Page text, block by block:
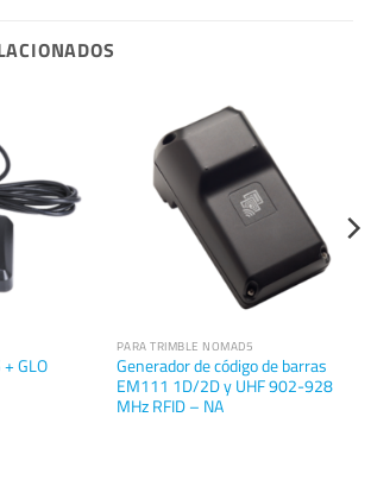
GLO
PARA TRIMBLE NOMAD5
Generador de código de barras
EM111 1D/2D y UHF 902-928
MHz RFID – NA